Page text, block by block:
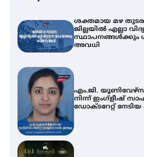
ശക്തമായ മഴ
ജില്ലയിൽ എല്ലാ
സ്ഥാപനങ്ങൾക്കും
അവധി
എം.ജി.
നിന്ന് ഇംഗ്ളീഷ്
ഡോക്ടറേറ്റ്